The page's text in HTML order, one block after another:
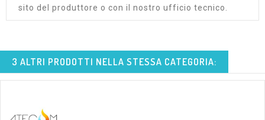
sito del produttore o con il nostro ufficio tecnico.
3 ALTRI PRODOTTI NELLA STESSA CATEGORIA: